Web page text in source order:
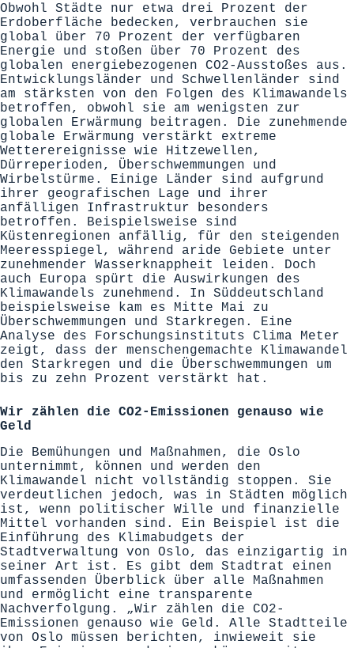
Obwohl Städte nur etwa drei Prozent der
Erdoberfläche bedecken, verbrauchen sie
global über 70 Prozent der verfügbaren
Energie und stoßen über 70 Prozent des
globalen energiebezogenen CO2-Ausstoßes aus.
Entwicklungsländer und Schwellenländer sind
am stärksten von den Folgen des Klimawandels
betroffen, obwohl sie am wenigsten zur
globalen Erwärmung beitragen. Die zunehmende
globale Erwärmung verstärkt extreme
Wetterereignisse wie Hitzewellen,
Dürreperioden, Überschwemmungen und
Wirbelstürme. Einige Länder sind aufgrund
ihrer geografischen Lage und ihrer
anfälligen Infrastruktur besonders
betroffen. Beispielsweise sind
Küstenregionen anfällig, für den steigenden
Meeresspiegel, während aride Gebiete unter
zunehmender Wasserknappheit leiden. Doch
auch Europa spürt die Auswirkungen des
Klimawandels zunehmend. In Süddeutschland
beispielsweise kam es Mitte Mai zu
Überschwemmungen und Starkregen. Eine
Analyse des Forschungsinstituts Clima Meter
zeigt, dass der menschengemachte Klimawandel
den Starkregen und die Überschwemmungen um
bis zu zehn Prozent verstärkt hat.
Wir zählen die CO2-Emissionen genauso wie
Geld
Die Bemühungen und Maßnahmen, die Oslo
unternimmt, können und werden den
Klimawandel nicht vollständig stoppen. Sie
verdeutlichen jedoch, was in Städten möglich
ist, wenn politischer Wille und finanzielle
Mittel vorhanden sind. Ein Beispiel ist die
Einführung des Klimabudgets der
Stadtverwaltung von Oslo, das einzigartig in
seiner Art ist. Es gibt dem Stadtrat einen
umfassenden Überblick über alle Maßnahmen
und ermöglicht eine transparente
Nachverfolgung. „Wir zählen die CO2-
Emissionen genauso wie Geld. Alle Stadtteile
von Oslo müssen berichten, inwieweit sie